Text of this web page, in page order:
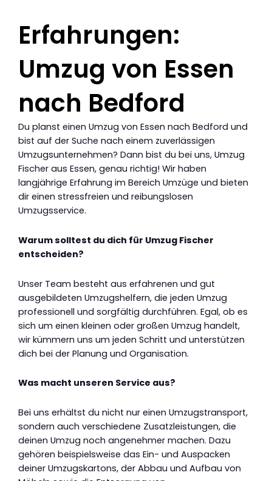
Erfahrungen:
Umzug von Essen
nach Bedford
Du planst einen Umzug von Essen nach Bedford und
bist auf der Suche nach einem zuverlässigen
Umzugsunternehmen? Dann bist du bei uns, Umzug
Fischer aus Essen, genau richtig! Wir haben
langjährige Erfahrung im Bereich Umzüge und bieten
dir einen stressfreien und reibungslosen
Umzugsservice.
Warum solltest du dich für Umzug Fischer
entscheiden?
Unser Team besteht aus erfahrenen und gut
ausgebildeten Umzugshelfern, die jeden Umzug
professionell und sorgfältig durchführen. Egal, ob es
sich um einen kleinen oder großen Umzug handelt,
wir kümmern uns um jeden Schritt und unterstützen
dich bei der Planung und Organisation.
Was macht unseren Service aus?
Bei uns erhältst du nicht nur einen Umzugstransport,
sondern auch verschiedene Zusatzleistungen, die
deinen Umzug noch angenehmer machen. Dazu
gehören beispielsweise das Ein- und Auspacken
deiner Umzugskartons, der Abbau und Aufbau von